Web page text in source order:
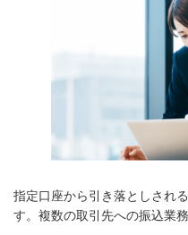
※国内でのホテル・航空券のお
と宿泊中の火災・爆発事故、
ショッピング保険
300
万円
カードで購入された品物の
り90日間補償します。
国内・海外渡航便遅延保険
最高2万円（国内は利用付
指定口座から引き落としされ
す。複数の取引先への振込業